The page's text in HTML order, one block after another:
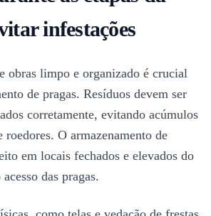
infestações
obras limpo e organizado é crucial
de pragas. Resíduos devem ser
corretamente, evitando acúmulos
roedores. O armazenamento de
em locais fechados e elevados do
das pragas.